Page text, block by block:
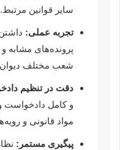
سایر قوانین مرتبط.
تجربه عملی:
پرونده‌های مشابه
شعب مختلف
دقت در تنظیم
و کامل دادخواست و
مواد قانونی و
پیگیری مستمر: